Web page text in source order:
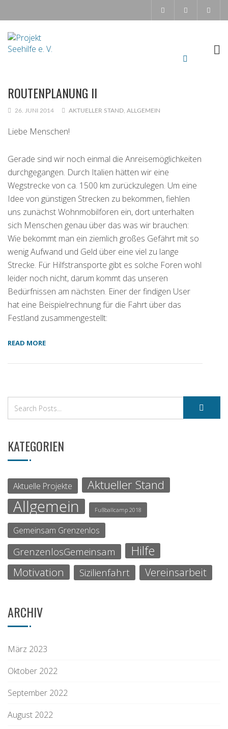
ROUTENPLANUNG II
26. JUNI 2014 AKTUELLER STAND ALLGEMEIN
Liebe Menschen!
Gerade sind wir noch einmal die Anreisemöglichkeiten
durchgegangen. Durch Italien hätten wir eine
Wegstrecke von ca. 1500 km zurückzulegen. Um eine
Idee von günstigen Strecken zu bekommen, fiehlen
uns zunächst Wohnmobilforen ein, dort unterhalten
sich Menschen genau über das was wir brauchen:
Wie bekommt man ein ziemlich großes Gefährt mit so
wenig Aufwand und Geld über eine viel zu lange
Strecke. Für Hilfstransporte gibt es solche Foren wohl
leider noch nicht, darum kommt das unseren
Bedürfnissen am nächsten. Einer der findigen User
hat eine Beispielrechnung für die Fahrt über das
Festland zusammengestellt:
READ MORE
KATEGORIEN
Aktuelle Projekte Aktueller Stand
Allgemein Fußballcamp 2018
Gemeinsam Grenzenlos
GrenzenlosGemeinsam Hilfe
Motivation Sizilienfahrt Vereinsarbeit
ARCHIV
März 2023
Oktober 2022
September 2022
August 2022